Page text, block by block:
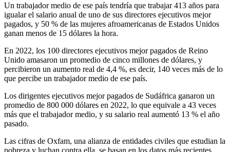
Un trabajador medio de ese país tendría que trabajar 413 años para
igualar el salario anual de uno de sus directores ejecutivos mejor
pagados, y 50 % de las mujeres afroamericanas de Estados Unidos
ganan menos de 15 dólares la hora.
En 2022, los 100 directores ejecutivos mejor pagados de Reino
Unido amasaron un promedio de cinco millones de dólares, y
percibieron un aumento real de 4,4 %, es decir, 140 veces más de lo
que percibe un trabajador medio de ese país.
Los dirigentes ejecutivos mejor pagados de Sudáfrica ganaron un
promedio de 800 000 dólares en 2022, lo que equivale a 43 veces
más que el trabajador medio, y su salario real aumentó 13 % el año
pasado.
Las cifras de Oxfam, una alianza de entidades civiles que estudian la
pobreza y luchan contra ella, se basan en los datos más recientes